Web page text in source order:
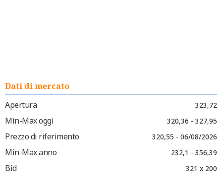
Dati di mercato
Apertura
323,72
Min-Max oggi 320,36 - 327,95
Prezzo di riferimento 320,55 - 06/08/2026
Min-Max anno 232,1 - 356,39
Bid 321 x 200